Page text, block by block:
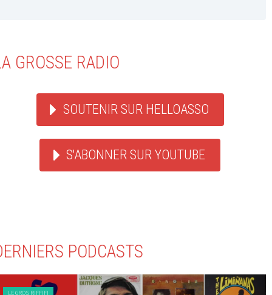
GROSSE RADIO
SOUTENIR SUR HELLOASSO
S'ABONNER SUR YOUTUBE
PODCASTS
LE GROS RIFFIFI